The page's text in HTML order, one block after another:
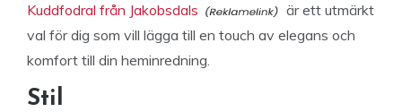
Kuddfodral från Jakobsdals
är ett utmärkt
val för dig som vill lägga till en touch av elegans och
komfort till din heminredning.
Stil